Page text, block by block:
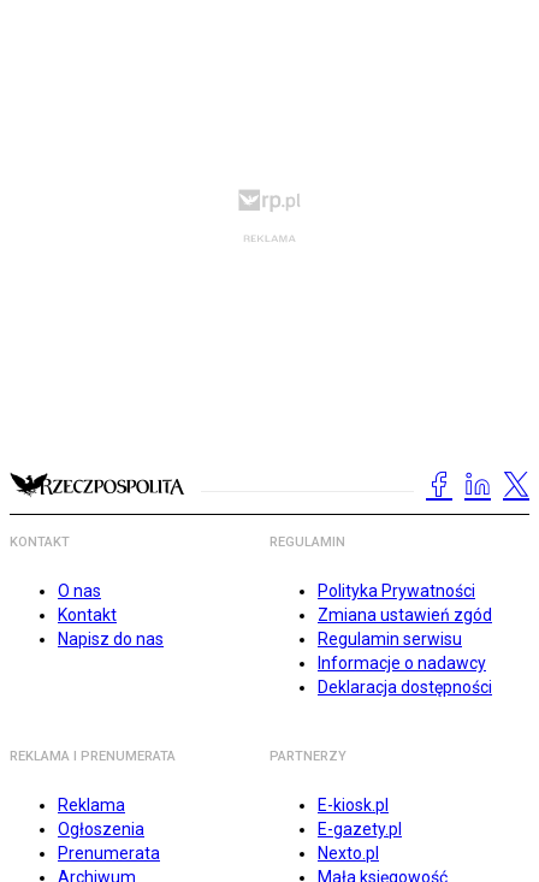
KONTAKT
O nas
Kontakt
Napisz do nas
REGULAMIN
Polityka Prywatności
Zmiana ustawień zgód
Regulamin serwisu
Informacje o nadawcy
Deklaracja dostępności
REKLAMA I PRENUMERATA
Reklama
Ogłoszenia
Prenumerata
Archiwum
PARTNERZY
E-kiosk.pl
E-gazety.pl
Nexto.pl
Mała księgowość